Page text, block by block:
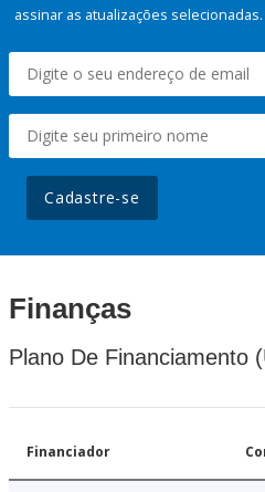
assinar as atualizações selecionadas.
Cadastre-se
Finanças
Plano De Financiamento
Financiador